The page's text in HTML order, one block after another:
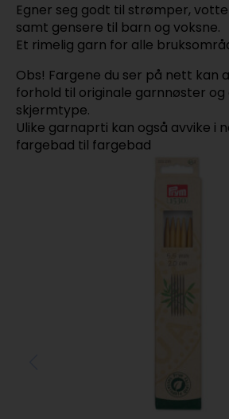
Egner seg godt til strømper,
samt gensere til barn og voksne.
Et rimelig garn for alle
Obs! Fargene du ser på nett kan
forhold til originale garnnøster
skjermtype.
Ulike garnaprti kan også avvike i
fargebad til fargebad